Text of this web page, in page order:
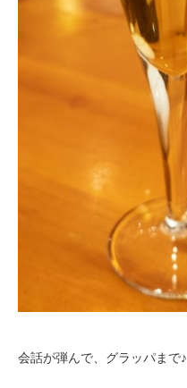
会話が弾んで、グラッパまで♪